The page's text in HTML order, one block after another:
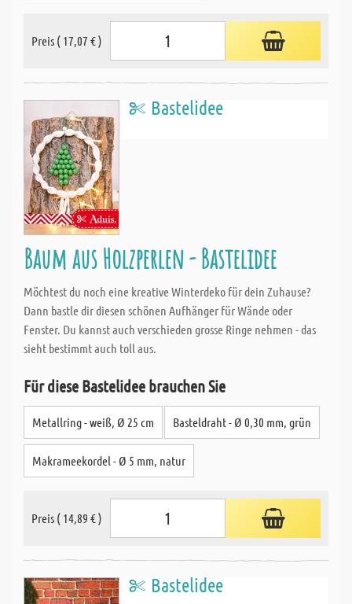
Preis ( 17,07 € )
Bastelidee
Baum aus Holzperlen - Bastelidee
Möchtest du noch eine kreative Winterdeko für dein Zuhause?
Dann bastle dir diesen schönen Aufhänger für Wände oder
Fenster. Du kannst auch verschieden grosse Ringe nehmen - das
sieht bestimmt auch toll aus.
Für diese Bastelidee brauchen Sie
Metallring - weiß, Ø 25 cm Basteldraht - Ø 0,30 mm, grün
Makrameekordel - Ø 5 mm, natur
Preis ( 14,89 € )
Bastelidee